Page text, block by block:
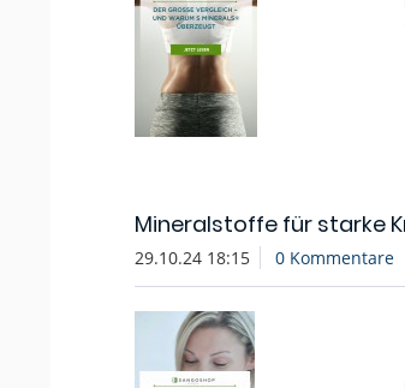
Mineralstoffe für starke
29.10.24 18:15 0 Kommentare